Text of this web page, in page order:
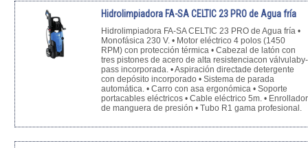
Hidrolimpiadora FA-SA CELTIC 23 PRO de Agua fría
Hidrolimpiadora FA-SA CELTIC 23 PRO de Agua fría •
Monofásica 230 V. • Motor eléctrico 4 polos (1450
RPM) con protección térmica • Cabezal de latón con
tres pistones de acero de alta resistenciacon válvulaby-
pass incorporada. • Aspiración directade detergente
con depósito incorporado • Sistema de parada
automática. • Carro con asa ergonómica • Soporte
portacables eléctricos • Cable eléctrico 5m. • Enrollador
de manguera de presión • Tubo R1 gama profesional.